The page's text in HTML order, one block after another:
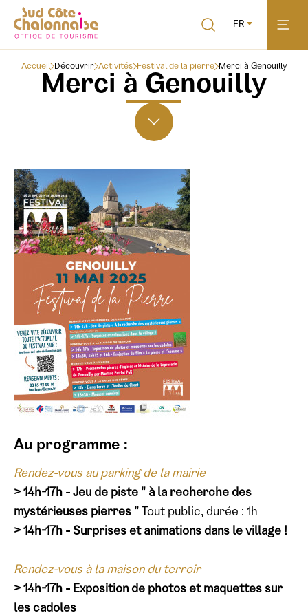
FR
Accueil Découvrir Activités Festival de la pierre Merci à Genouilly
Merci à Genouilly
Au programme :
Rendez-vous au parking de la mairie
> 14h-17h - Jeu de piste " à la recherche des
mystérieuses pierres " Tout public, durée : 1h
> 14h-17h - Surprises et animations dans le village !
Rendez-vous à la maison du terroir
> 14h-17h - Exposition de photos et maquettes sur
les cadoles